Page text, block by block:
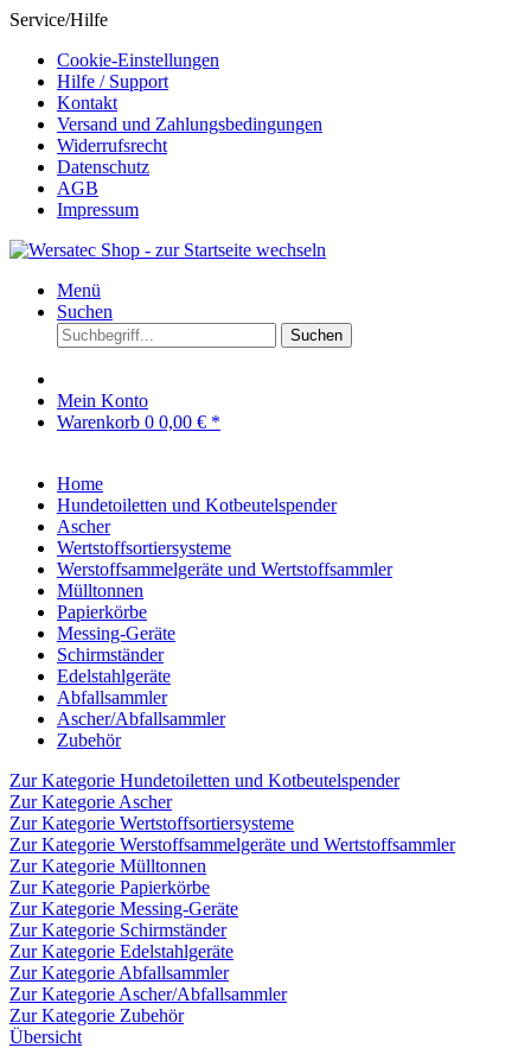
Service/Hilfe
Cookie-Einstellungen
Hilfe / Support
Kontakt
Versand und Zahlungsbedingungen
Widerrufsrecht
Datenschutz
AGB
Impressum
Menü
Suchen
Suchen
Mein Konto
Warenkorb 0 0,00 € *
Home
Hundetoiletten und Kotbeutelspender
Ascher
Wertstoffsortiersysteme
Werstoffsammelgeräte und Wertstoffsammler
Mülltonnen
Papierkörbe
Messing-Geräte
Schirmständer
Edelstahlgeräte
Abfallsammler
Ascher/Abfallsammler
Zubehör
Zur Kategorie Hundetoiletten und Kotbeutelspender
Zur Kategorie Ascher
Zur Kategorie Wertstoffsortiersysteme
Zur Kategorie Werstoffsammelgeräte und Wertstoffsammler
Zur Kategorie Mülltonnen
Zur Kategorie Papierkörbe
Zur Kategorie Messing-Geräte
Zur Kategorie Schirmständer
Zur Kategorie Edelstahlgeräte
Zur Kategorie Abfallsammler
Zur Kategorie Ascher/Abfallsammler
Zur Kategorie Zubehör
Übersicht